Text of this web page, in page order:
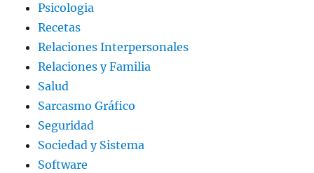
Psicologia
Recetas
Relaciones Interpersonales
Relaciones y Familia
Salud
Sarcasmo Gráfico
Seguridad
Sociedad y Sistema
Software